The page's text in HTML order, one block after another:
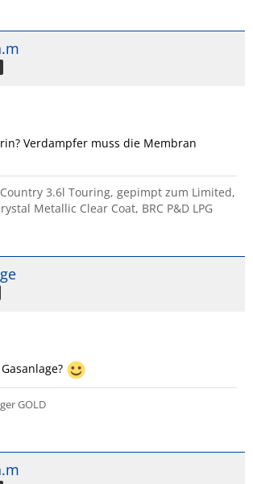
Verdampfer muss die Membran
3.6l Touring, gepimpt zum Limited,
Metallic Clear Coat, BRC P&D LPG
GOLD